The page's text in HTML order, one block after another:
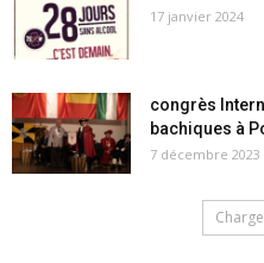
17 janvier 2024
congrès
bachiques à
7 décembre 2023